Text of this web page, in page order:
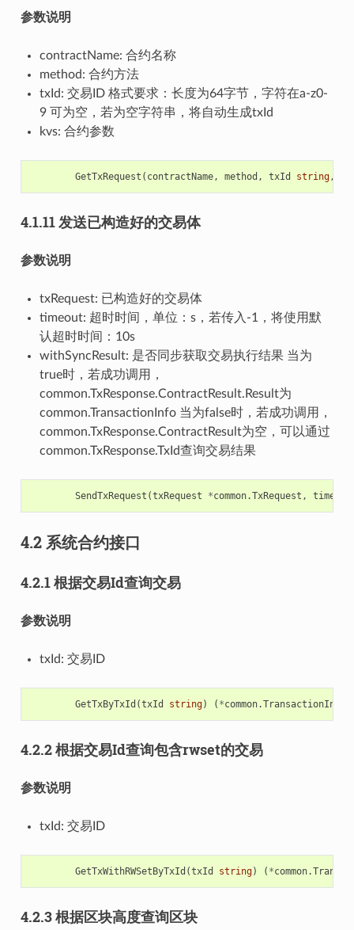
参数说明
contractName: 合约名称
method: 合约方法
txId: 交易ID 格式要求：长度为64字节，字符在a-z0-
9 可为空，若为空字符串，将自动生成txId
kvs: 合约参数
GetTxRequest ( contractName, method , txId string,
4.1.11 发送已构造好的交易体
参数说明
txRequest: 已构造好的交易体
timeout: 超时时间，单位：s，若传入-1，将使用默
认超时时间：10s
withSyncResult: 是否同步获取交易执行结果 当为
true时，若成功调用，
common.TxResponse.ContractResult.Result为
common.TransactionInfo 当为false时，若成功调用，
common.TxResponse.ContractResult为空，可以通过
common.TxResponse.TxId查询交易结果
SendTxRequest (txRequest *common.TxRequest , timeout
4.2 系统合约接口
4.2.1 根据交易Id查询交易
参数说明
txId: 交易ID
GetTxByTxId (txId string) ( *common.TransactionInfo
4.2.2 根据交易Id查询包含rwset的交易
参数说明
txId: 交易ID
GetTxWithRWSetByTxId (txId string) ( *common.
4.2.3 根据区块高度查询区块